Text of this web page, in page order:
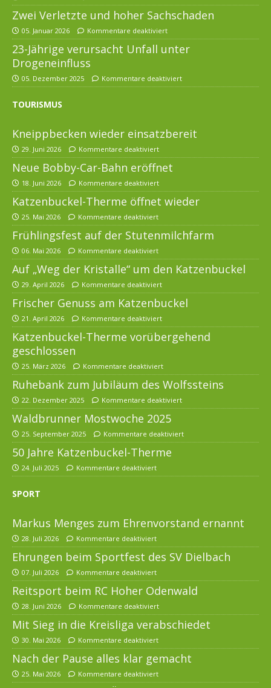
Zwei Verletzte und hoher Sachschaden
05. Januar 2026 Kommentare deaktiviert
23-Jährige verursacht Unfall unter
Drogeneinfluss
05. Dezember 2025 Kommentare deaktiviert
TOURISMUS
Kneippbecken wieder einsatzbereit
29. Juni 2026 Kommentare deaktiviert
Neue Bobby-Car-Bahn eröffnet
18. Juni 2026 Kommentare deaktiviert
Katzenbuckel-Therme öffnet wieder
25. Mai 2026 Kommentare deaktiviert
Frühlingsfest auf der Stutenmilchfarm
06. Mai 2026 Kommentare deaktiviert
Auf „Weg der Kristalle“ um den Katzenbuckel
29. April 2026 Kommentare deaktiviert
Frischer Genuss am Katzenbuckel
21. April 2026 Kommentare deaktiviert
Katzenbuckel-Therme vorübergehend
geschlossen
25. März 2026 Kommentare deaktiviert
Ruhebank zum Jubiläum des Wolfssteins
22. Dezember 2025 Kommentare deaktiviert
Waldbrunner Mostwoche 2025
25. September 2025 Kommentare deaktiviert
50 Jahre Katzenbuckel-Therme
24. Juli 2025 Kommentare deaktiviert
SPORT
Markus Menges zum Ehrenvorstand ernannt
28. Juli 2026 Kommentare deaktiviert
Ehrungen beim Sportfest des SV Dielbach
07. Juli 2026 Kommentare deaktiviert
Reitsport beim RC Hoher Odenwald
28. Juni 2026 Kommentare deaktiviert
Mit Sieg in die Kreisliga verabschiedet
30. Mai 2026 Kommentare deaktiviert
Nach der Pause alles klar gemacht
25. Mai 2026 Kommentare deaktiviert